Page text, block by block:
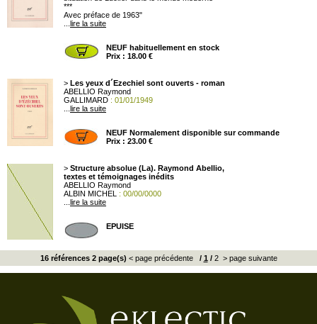
***
Avec préface de 1963"
lire la suite
NEUF habituellement en stock
Prix : 18.00 €
> Les yeux d´Ezechiel sont ouverts - roman
ABELLIO Raymond
GALLIMARD : 01/01/1949
lire la suite
NEUF Normalement disponible sur commande
Prix : 23.00 €
> Structure absolue (La). Raymond Abellio,
textes et témoignages inédits
ABELLIO Raymond
ALBIN MICHEL
: 00/00/0000
lire la suite
EPUISE
16 références 2 page(s) < page précédente/ 1 /2 > page suivante